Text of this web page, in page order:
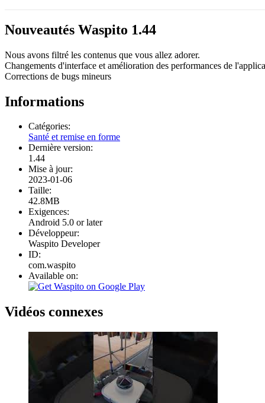
Nouveautés Waspito 1.44
Nous avons filtré les contenus que vous allez adorer.
Changements d'interface et amélioration des performances de
Corrections de bugs mineurs
Informations
Catégories:
Santé et remise en forme
Dernière version:
1.44
Mise à jour:
2023-01-06
Taille:
42.8MB
Exigences:
Android 5.0 or later
Développeur:
Waspito Developer
ID:
com.waspito
Available on:
Vidéos connexes